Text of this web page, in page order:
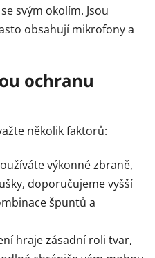
svým okolím. Jsou
obsahují mikrofony a
ochranu
několik faktorů:
výkonné zbraně,
doporučujeme vyšší
špuntů a
hraje zásadní roli tvar,